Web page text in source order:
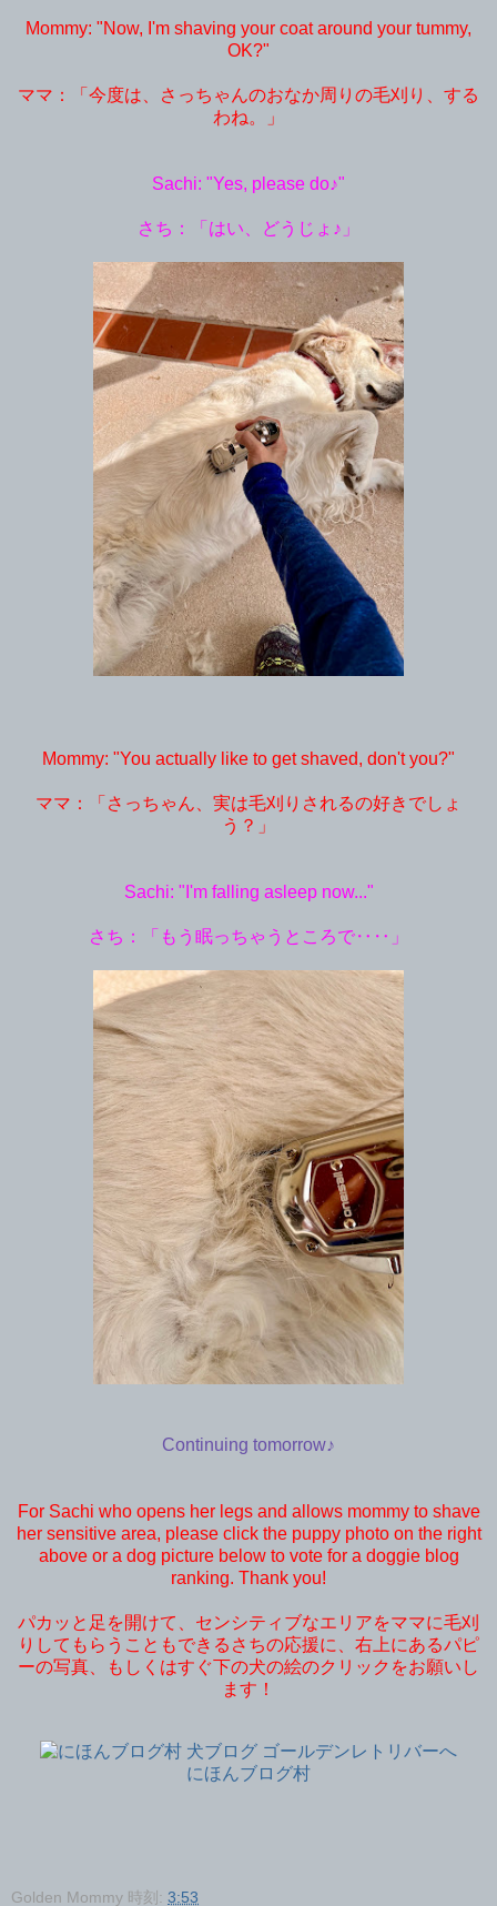
Mommy: "Now, I'm shaving your coat around your tummy,
OK?"
ママ：「今度は、さっちゃんのおなか周りの毛刈り、する
わね。」
Sachi: "Yes, please do♪"
さち：「はい、どうじょ♪」
Mommy: "You actually like to get shaved, don't you?"
ママ：「さっちゃん、実は毛刈りされるの好きでしょ
う？」
Sachi: "I'm falling asleep now..."
さち：「もう眠っちゃうところで‥‥」
Continuing tomorrow♪
For Sachi who opens her legs and allows mommy to shave
her sensitive area, please click the puppy photo on the right
above or a dog picture below to vote for a doggie blog
ranking. Thank you!
パカッと足を開けて、センシティブなエリアをママに毛刈
りしてもらうこともできるさちの応援に、右上にあるパピ
ーの写真、もしくはすぐ下の犬の絵のクリックをお願いし
ます！
にほんブログ村
Golden Mommy 時刻: 3:53